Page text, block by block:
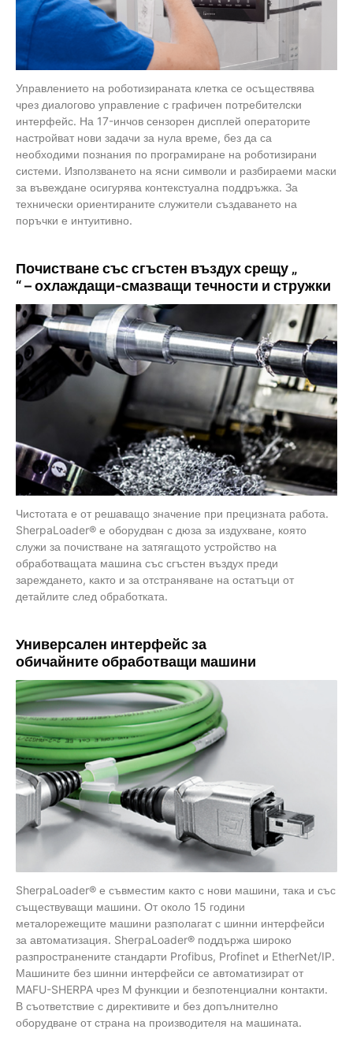
Управлението на роботизираната клетка се осъществява
чрез диалогово управление с графичен потребителски
интерфейс. На 17-инчов сензорен дисплей операторите
настройват нови задачи за нула време, без да са
необходими познания по програмиране на роботизирани
системи. Използването на ясни символи и разбираеми маски
за въвеждане осигурява контекстуална поддръжка. За
технически ориентираните служители създаването на
поръчки е интуитивно.
Почистване със сгъстен въздухсрещу „
“ – охлаждащи-смазващи течности и стружки
Чистотата е от решаващо значение при прецизната работа.
SherpaLoader® е оборудван с дюза за издухване, която
служи за почистване на затягащото устройство на
обработващата машина със сгъстен въздух преди
зареждането, както и за отстраняване на остатъци от
детайлите след обработката.
Универсален интерфейсза
обичайните обработващи машини
SherpaLoader® е съвместим както с нови машини, така и със
съществуващи машини. От около 15 години
металорежещите машини разполагат с шинни интерфейси
за автоматизация. SherpaLoader® поддържа широко
разпространените стандарти Profibus, Profinet и EtherNet/IP.
Машините без шинни интерфейси се автоматизират от
MAFU-SHERPA чрез M функции и безпотенциални контакти.
В съответствие с директивите и без допълнително
оборудване от страна на производителя на машината.